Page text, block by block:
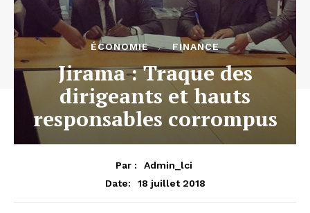
ÉCONOMIE FINANCE
Jirama : Traque des
dirigeants et hauts
responsables corrompus
Par :
Admin_lci
Date:
18 juillet 2018